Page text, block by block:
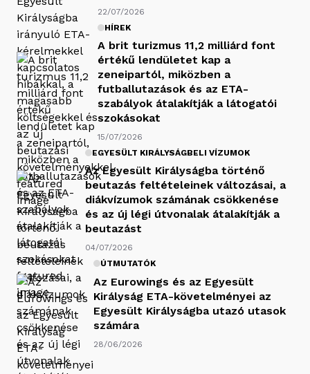
22/07/2026
HÍREK
A brit turizmus 11,2 milliárd font
értékű lendületet kap a
zeneipartól, miközben a
futballutazások és az ETA-
szabályok átalakítják a látogatói
szokásokat
15/07/2026
EGYESÜLT KIRÁLYSÁGBELI VÍZUMOK
Az Egyesült Királyságba történő
beutazás feltételeinek változásai, a
diákvízumok számának csökkenése
és az új légi útvonalak átalakítják a
beutazást
04/07/2026
ÚTMUTATÓK
Az Eurowings és az Egyesült
Királyság ETA-követelményei az
Egyesült Királyságba utazó utasok
számára
28/06/2026